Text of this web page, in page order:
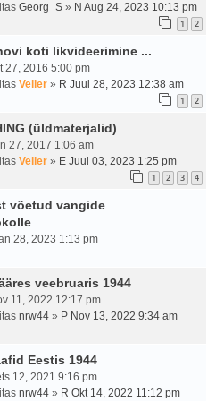
Georg_S » N Aug 24, 2023 10:13 pm
1 2
koti likvideerimine ...
27, 2016 5:00 pm
Veiler » R Juul 28, 2023 12:38 am
1 2
(üldmaterjalid)
27, 2017 1:06 am
Veiler » E Juul 03, 2023 1:25 pm
1 2 3 4
võetud vangide
28, 2023 1:13 pm
veebruaris 1944
11, 2022 12:17 pm
nrw44 » P Nov 13, 2022 9:34 am
Eestis 1944
12, 2021 9:16 pm
nrw44 » R Okt 14, 2022 11:12 pm